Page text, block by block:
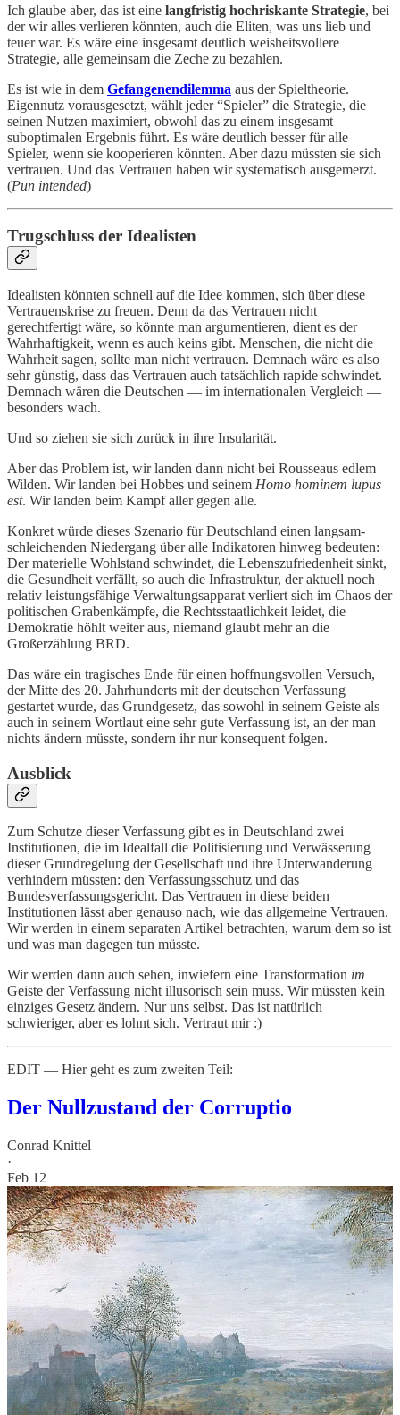
Ich glaube aber, das ist eine langfristig hochriskante Strategie, bei
der wir alles verlieren könnten, auch die Eliten, was uns lieb und
teuer war. Es wäre eine insgesamt deutlich weisheitsvollere
Strategie, alle gemeinsam die Zeche zu bezahlen.
Es ist wie in dem Gefangenendilemma aus der Spieltheorie.
Eigennutz vorausgesetzt, wählt jeder “Spieler” die Strategie, die
seinen Nutzen maximiert, obwohl das zu einem insgesamt
suboptimalen Ergebnis führt. Es wäre deutlich besser für alle
Spieler, wenn sie kooperieren könnten. Aber dazu müssten sie sich
vertrauen. Und das Vertrauen haben wir systematisch ausgemerzt.
(Pun intended)
Trugschluss der Idealisten
Idealisten könnten schnell auf die Idee kommen, sich über diese
Vertrauenskrise zu freuen. Denn da das Vertrauen nicht
gerechtfertigt wäre, so könnte man argumentieren, dient es der
Wahrhaftigkeit, wenn es auch keins gibt. Menschen, die nicht die
Wahrheit sagen, sollte man nicht vertrauen. Demnach wäre es also
sehr günstig, dass das Vertrauen auch tatsächlich rapide schwindet.
Demnach wären die Deutschen — im internationalen Vergleich —
besonders wach.
Und so ziehen sie sich zurück in ihre Insularität.
Aber das Problem ist, wir landen dann nicht bei Rousseaus edlem
Wilden. Wir landen bei Hobbes und seinem Homo hominem lupus
est. Wir landen beim Kampf aller gegen alle.
Konkret würde dieses Szenario für Deutschland einen langsam-
schleichenden Niedergang über alle Indikatoren hinweg bedeuten:
Der materielle Wohlstand schwindet, die Lebenszufriedenheit sinkt,
die Gesundheit verfällt, so auch die Infrastruktur, der aktuell noch
relativ leistungsfähige Verwaltungsapparat verliert sich im Chaos der
politischen Grabenkämpfe, die Rechtsstaatlichkeit leidet, die
Demokratie höhlt weiter aus, niemand glaubt mehr an die
Großerzählung BRD.
Das wäre ein tragisches Ende für einen hoffnungsvollen Versuch,
der Mitte des 20. Jahrhunderts mit der deutschen Verfassung
gestartet wurde, das Grundgesetz, das sowohl in seinem Geiste als
auch in seinem Wortlaut eine sehr gute Verfassung ist, an der man
nichts ändern müsste, sondern ihr nur konsequent folgen.
Ausblick
Zum Schutze dieser Verfassung gibt es in Deutschland zwei
Institutionen, die im Idealfall die Politisierung und Verwässerung
dieser Grundregelung der Gesellschaft und ihre Unterwanderung
verhindern müssten: den Verfassungsschutz und das
Bundesverfassungsgericht. Das Vertrauen in diese beiden
Institutionen lässt aber genauso nach, wie das allgemeine Vertrauen.
Wir werden in einem separaten Artikel betrachten, warum dem so ist
und was man dagegen tun müsste.
Wir werden dann auch sehen, inwiefern eine Transformation im
Geiste der Verfassung nicht illusorisch sein muss. Wir müssten kein
einziges Gesetz ändern. Nur uns selbst. Das ist natürlich
schwieriger, aber es lohnt sich. Vertraut mir :)
EDIT — Hier geht es zum zweiten Teil:
Der Nullzustand der Corruptio
Conrad Knittel
·
Feb 12